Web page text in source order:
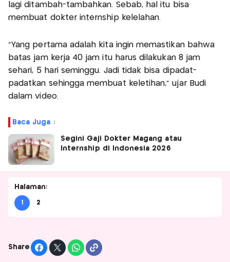
lagi ditambah-tambahkan. Sebab, hal itu bisa
membuat dokter internship kelelahan.
“Yang pertama adalah kita ingin memastikan bahwa
batas jam kerja 40 jam itu harus dilakukan 8 jam
sehari, 5 hari seminggu. Jadi tidak bisa dipadat-
padatkan sehingga membuat keletihan,” ujar Budi
dalam video.
Baca Juga :
Segini Gaji Dokter Magang atau
Internship di Indonesia 2026
Halaman:
1 2
Share